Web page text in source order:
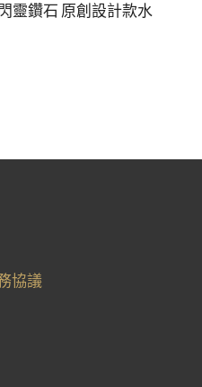
靈鑽石 原創設計款水
協議